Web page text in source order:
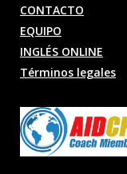
CONTACTO
EQUIPO
INGLÉS ONLINE
Términos legales